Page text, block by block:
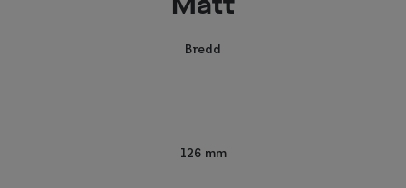
Mått
Bredd
126 mm